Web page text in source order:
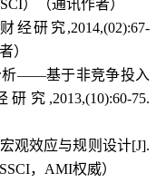
）（通讯作者）
财经研究,2014,(02):67-
）
析——基于非竞争投入
研究 ,2013,(10):60-75.
观效应与规则设计[J].
， AMI权威）